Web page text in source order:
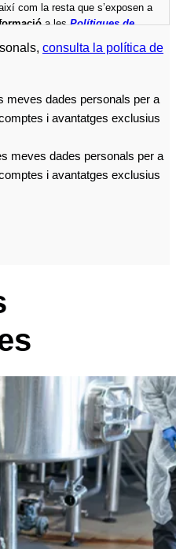
com la resta que s’exposen a
a lesPolítiques de
consulta la política de
meves dades personals per a
i avantatges exclusius
meves dades personals per a
i avantatges exclusius